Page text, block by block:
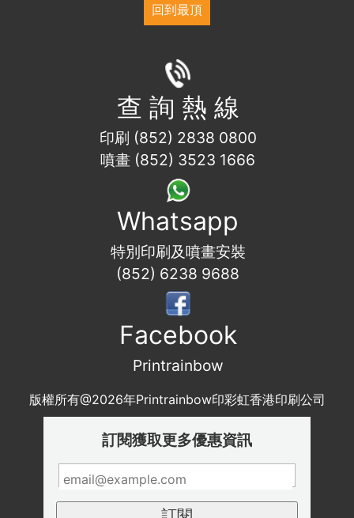
回到最頂
查 詢 熱 線
印刷 (852) 2838 0800
噴畫 (852) 3523 1666
Whatsapp
特別印刷及噴畫安裝
(852) 6238 9688
Facebook
Printrainbow
版權所有@2026年Printrainbow印彩虹香港印刷公司
訂閱獲取更多優惠資訊